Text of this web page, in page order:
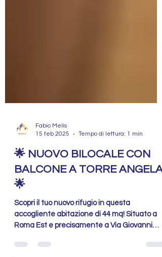
15 feb 2025
Tempo di lettura: 1 min
🌟 NUOVO BILOCALE CON
BALCONE A TORRE ANGELA!
🌟
Scopri il tuo nuovo rifugio in questa
Roma Est e precisamente a Via Giovanni